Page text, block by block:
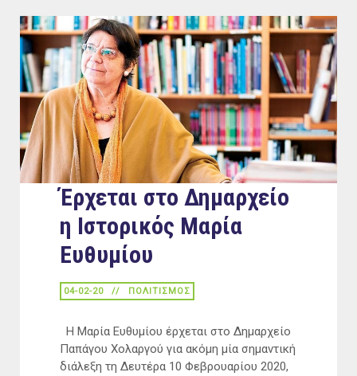
Έρχεται στο Δημαρχείο
η Ιστορικός Μαρία
Ευθυμίου
04-02-20 ΠΟΛΙΤΙΣΜΟΣ
Η Μαρία Ευθυμίου έρχεται στο Δημαρχείο
Παπάγου Χολαργού για ακόμη μία σημαντική
διάλεξη τη Δευτέρα 10 Φεβρουαρίου 2020,